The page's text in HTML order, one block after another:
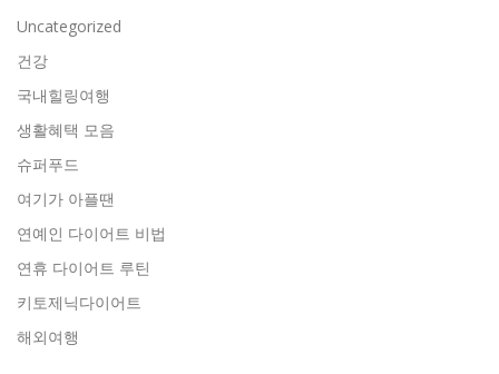
Uncategorized
건강
국내힐링여행
생활혜택 모음
슈퍼푸드
여기가 아플땐
연예인 다이어트 비법
연휴 다이어트 루틴
키토제닉다이어트
해외여행